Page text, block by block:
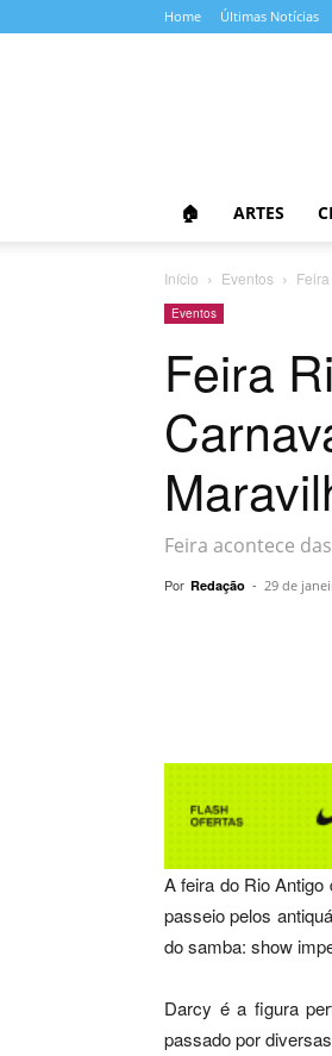
Home Últimas Notícias
🏠 ARTES
Início Eventos
Eventos
Feira
Feira acontece
Por Redação - 29 de
A feira do Rio
passeio pelos
do samba: show
Darcy é a figura
passado por